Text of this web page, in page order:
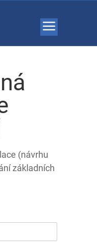
(návrhu
základních